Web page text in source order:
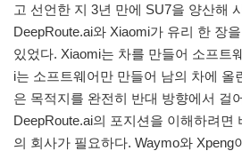
고 선언한 지 3년 만에 SU7을 양산해
DeepRoute.ai와 Xiaomi가 유리 한 장
있었다. Xiaomi는 차를 만들어 소프트
i는 소프트웨어만 만들어 남의 차에 올
은 목적지를 완전히 반대 방향에서 걸
DeepRoute.ai의 포지션을 이해하려면
의 회사가 필요하다. Waymo와 Xpeng